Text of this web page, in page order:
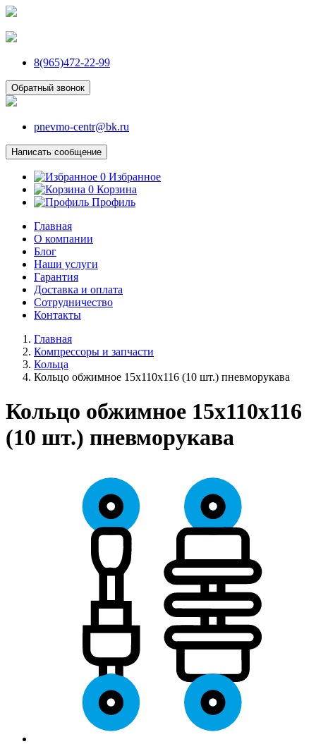
8(965)472-22-99
Обратный звонок
pnevmo-centr@bk.ru
Написать сообщение
0 Избранное
0 Корзина
Профиль
Главная
О компании
Блог
Наши услуги
Гарантия
Доставка и оплата
Сотрудничество
Контакты
Главная
Компрессоры и запчасти
Кольца
Кольцо обжимное 15х110х116 (10 шт.) пневморукава
Кольцо обжимное 15х110х116
(10 шт.) пневморукава